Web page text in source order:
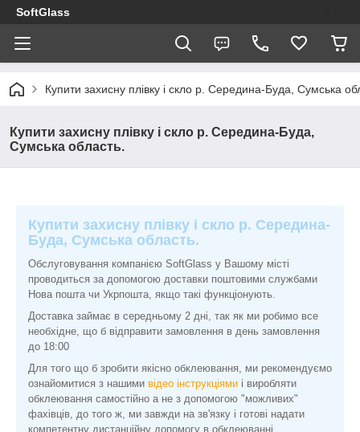
SoftGlass
Купити захисну плівку і скло р. Середина-Буда, Сумська
Купити захисну плівку і скло р. Середина-Буда,
Сумська область.
Купити захисну плівку і скло р. Середина-
Буда, Сумська область.
Обслуговування компанією SoftGlass у Вашому місті
проводиться за допомогою доставки поштовими службами
Нова пошта чи Укрпошта, якщо такі функціонують.
Доставка займає в середньому 2 дні, так як ми робимо все
необхідне, що б відправити замовлення в день замовлення
до 18:00
Для того що б зробити якісно обклеювання, ми рекомендуємо
ознайомитися з нашими відео інструкціями і виробляти
обклеювання самостійно а не з допомогою "можливих"
фахівців, до того ж, ми завжди на зв'язку і готові надати
компетентну дистанційну допомогу в обклеюванні.